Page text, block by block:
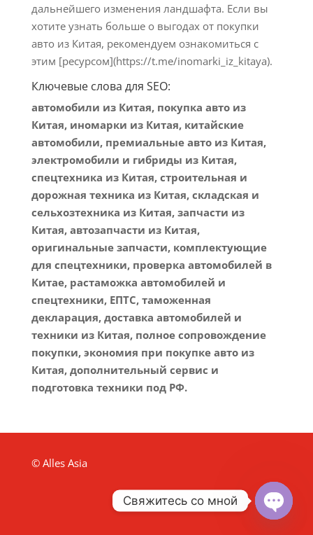
дальнейшего изменения ландшафта. Если вы
хотите узнать больше о выгодах от покупки
авто из Китая, рекомендуем ознакомиться с
этим [ресурсом](https://t.me/inomarki_iz_kitaya).
Ключевые слова для SEO:
автомобили из Китая, покупка авто из
Китая, иномарки из Китая, китайские
автомобили, премиальные авто из Китая,
электромобили и гибриды из Китая,
спецтехника из Китая, строительная и
дорожная техника из Китая, складская и
сельхозтехника из Китая, запчасти из
Китая, автозапчасти из Китая,
оригинальные запчасти, комплектующие
для спецтехники, проверка автомобилей в
Китае, растаможка автомобилей и
спецтехники, ЕПТС, таможенная
декларация, доставка автомобилей и
техники из Китая, полное сопровождение
покупки, экономия при покупке авто из
Китая, дополнительный сервис и
подготовка техники под РФ.
© Alles Asia
Свяжитесь со мной